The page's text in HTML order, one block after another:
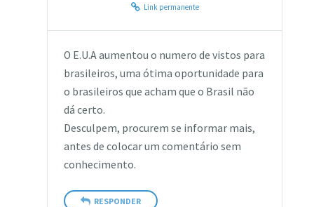
Link permanente
O E.U.A aumentou o numero de vistos para
brasileiros, uma ótima oportunidade para
o brasileiros que acham que o Brasil não
dá certo.
Desculpem, procurem se informar mais,
antes de colocar um comentário sem
conhecimento.
RESPONDER